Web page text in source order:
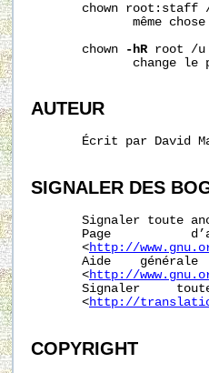
chown root:staff
même
       chown
-hR root /u
change le
AUTEUR
Écrit par David
SIGNALER DES
Signaler toute
Page
       <
http://
Aide    générale
       <
http://
Signaler
       <
http://
COPYRIGHT